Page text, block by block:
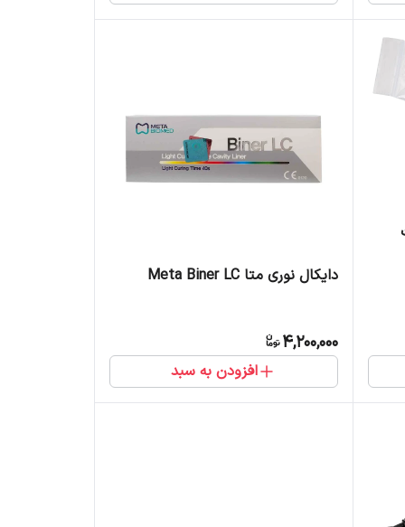
دایکال نوری متا Meta Biner LC
4,200,000
افزودن به سبد